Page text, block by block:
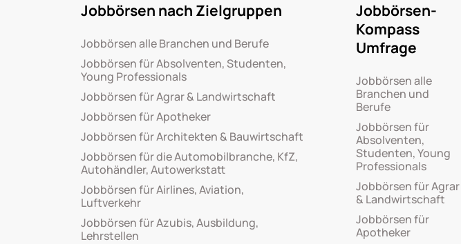
Jobbörsen nach Zielgruppen
Jobbörsen alle Branchen und Berufe
Jobbörsen für Absolventen, Studenten,
Young Professionals
Jobbörsen für Agrar & Landwirtschaft
Jobbörsen für Apotheker
Jobbörsen für Architekten & Bauwirtschaft
Jobbörsen für die Automobilbranche, KfZ,
Autohändler, Autowerkstatt
Jobbörsen für Airlines, Aviation,
Luftverkehr
Jobbörsen für Azubis, Ausbildung,
Lehrstellen
Jobbörsen-
Kompass
Umfrage
Jobbörsen alle
Branchen und
Berufe
Jobbörsen für
Absolventen,
Studenten, Young
Professionals
Jobbörsen für Agrar
& Landwirtschaft
Jobbörsen für
Apotheker